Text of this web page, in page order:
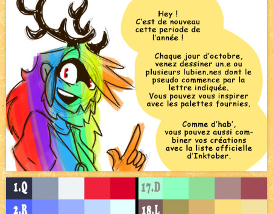
Bienvenue aux nouvell.eaux !
Avatar, le dessin d'un autre maître
Beyond the cliff (suite) NEW
On retape les miniatures de l'accueil NEW
Le Jeu du Trône II – Après l'explosion NEW
Le Jeu du Trône – Généalogie NEW